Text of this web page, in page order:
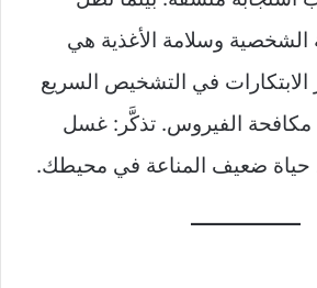
الشخصية وسلامة الأغذية هي
الابتكارات في التشخيص السريع
مكافحة الفيروس. تذكَّر: غسل
حياة ضعيف المناعة في محيطك.